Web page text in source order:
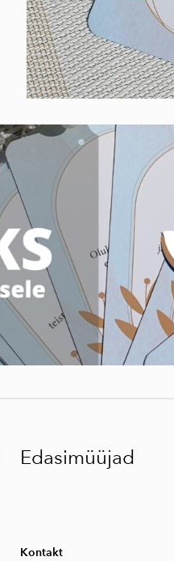
Edasimüüjad
Kontakt